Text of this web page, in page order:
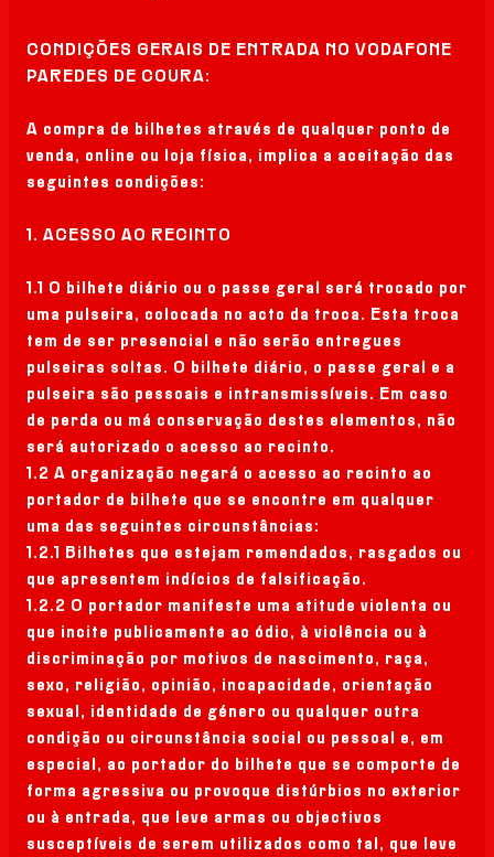
OFICIAL
O FESTIVAL
ANTERIORES
ONDE FICAR
IMPRENSA
SPONSORS
CONDIÇÕES GERAIS DE ENTRADA NO VODAFONE
PAREDES DE COURA:
A compra de bilhetes através de qualquer ponto de
venda, online ou loja física, implica a aceitação das
seguintes condições:
1. ACESSO AO RECINTO
1.1 O bilhete diário ou o passe geral será trocado por
uma pulseira, colocada no acto da troca. Esta troca
tem de ser presencial e não serão entregues
pulseiras soltas. O bilhete diário, o passe geral e a
pulseira são pessoais e intransmissíveis. Em caso
de perda ou má conservação destes elementos, não
será autorizado o acesso ao recinto.
1.2 A organização negará o acesso ao recinto ao
portador de bilhete que se encontre em qualquer
uma das seguintes circunstâncias:
1.2.1 Bilhetes que estejam remendados, rasgados ou
que apresentem indícios de falsificação.
1.2.2 O portador manifeste uma atitude violenta ou
que incite publicamente ao ódio, à violência ou à
discriminação por motivos de nascimento, raça,
sexo, religião, opinião, incapacidade, orientação
sexual, identidade de género ou qualquer outra
condição ou circunstância social ou pessoal e, em
especial, ao portador do bilhete que se comporte de
forma agressiva ou provoque distúrbios no exterior
ou à entrada, que leve armas ou objectivos
susceptíveis de serem utilizados como tal, que leve